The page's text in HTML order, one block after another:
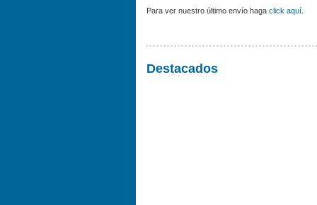
Para ver nuestro último envío haga click aquí
Destacados